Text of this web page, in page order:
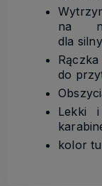
na
dla
do
Lekki
kolor